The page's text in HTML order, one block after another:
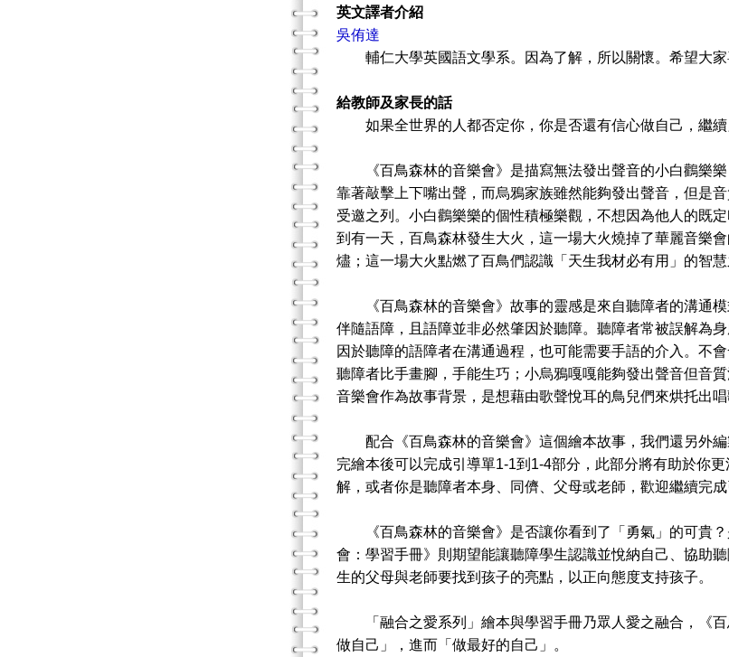
英文譯者介紹
吳侑達
輔仁大學英國語文學系。因為了解，所以關懷。希望大家
給教師及家長的話
如果全世界的人都否定你，你是否還有信心做自己，繼續
《百鳥森林的音樂會》是描寫無法發出聲音的小白鸛樂樂
靠著敲擊上下嘴出聲，而烏鴉家族雖然能夠發出聲音，但是
受邀之列。小白鸛樂樂的個性積極樂觀，不想因為他人的既
到有一天，百鳥森林發生大火，這一場大火燒掉了華麗音樂
燼；這一場大火點燃了百鳥們認識「天生我材必有用」的智
《百鳥森林的音樂會》故事的靈感是來自聽障者的溝通模
伴隨語障，且語障並非必然肇因於聽障。聽障者常被誤解為
因於聽障的語障者在溝通過程，也可能需要手語的介入。不
聽障者比手畫腳，手能生巧；小烏鴉嘎嘎能夠發出聲音但音
音樂會作為故事背景，是想藉由歌聲悅耳的鳥兒們來烘托出唱
配合《百鳥森林的音樂會》這個繪本故事，我們還另外編
完繪本後可以完成引導單1-1到1-4部分，此部分將有助於你
解，或者你是聽障者本身、同儕、父母或老師，歡迎繼續完成
《百鳥森林的音樂會》是否讓你看到了「勇氣」的可貴？
會：學習手冊》則期望能讓聽障學生認識並悅納自己、協助
生的父母與老師要找到孩子的亮點，以正向態度支持孩子。
「融合之愛系列」繪本與學習手冊乃眾人愛之融合，《百
做自己」，進而「做最好的自己」。